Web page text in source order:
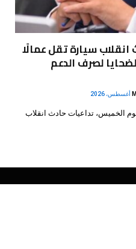
انقلاب سيارة تقل عمالًا
لصرف الدعم
الخميس، تداعيات حادث انقلاب